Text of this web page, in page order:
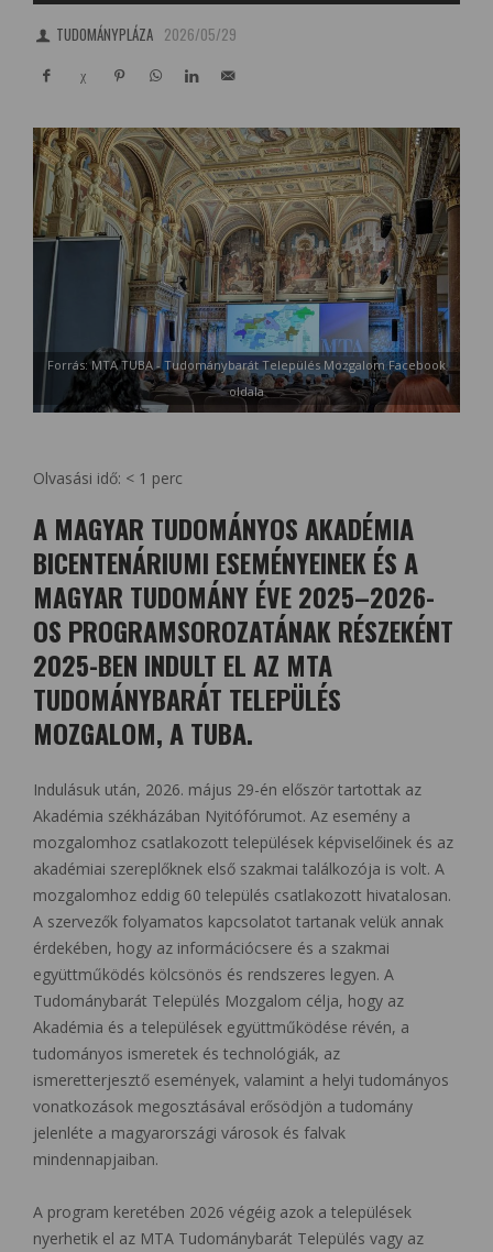
TUDOMÁNYPLÁZA 2026/05/29
Forrás: MTA TUBA - Tudománybarát Település Mozgalom Facebook
oldala
Olvasási idő: < 1 perc
A MAGYAR TUDOMÁNYOS AKADÉMIA
BICENTENÁRIUMI ESEMÉNYEINEK ÉS A
MAGYAR TUDOMÁNY ÉVE 2025–2026-
OS PROGRAMSOROZATÁNAK RÉSZEKÉNT
2025-BEN INDULT EL AZ MTA
TUDOMÁNYBARÁT TELEPÜLÉS
MOZGALOM, A TUBA.
Indulásuk után, 2026. május 29-én először tartottak az
Akadémia székházában Nyitófórumot. Az esemény a
mozgalomhoz csatlakozott települések képviselőinek és az
akadémiai szereplőknek első szakmai találkozója is volt. A
mozgalomhoz eddig 60 település csatlakozott hivatalosan.
A szervezők folyamatos kapcsolatot tartanak velük annak
érdekében, hogy az információcsere és a szakmai
együttműködés kölcsönös és rendszeres legyen. A
Tudománybarát Település Mozgalom célja, hogy az
Akadémia és a települések együttműködése révén, a
tudományos ismeretek és technológiák, az
ismeretterjesztő események, valamint a helyi tudományos
vonatkozások megosztásával erősödjön a tudomány
jelenléte a magyarországi városok és falvak
mindennapjaiban.
A program keretében 2026 végéig azok a települések
nyerhetik el az MTA Tudománybarát Település vagy az